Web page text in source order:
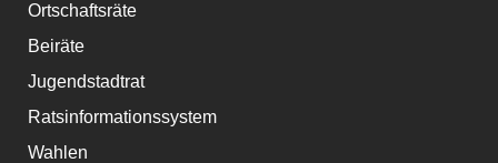
Ortschaftsräte
Beiräte
Jugendstadtrat
Ratsinformationssystem
Wahlen